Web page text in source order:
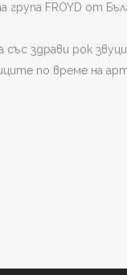
FROYD от
здрави рок
по време на